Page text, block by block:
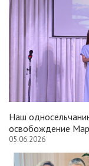
Наш
освобождение
05.06.2026